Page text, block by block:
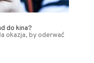
do kina?
okazja, by oderwać